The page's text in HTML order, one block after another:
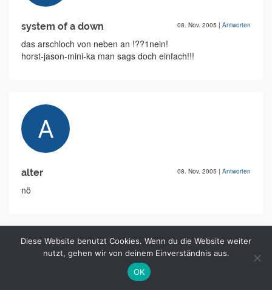
system of a down 08. Nov. 2005 | Antworten
das arschloch von neben an !??1nein!
horst-jason-mini-ka man sags doch einfach!!!
alter 08. Nov. 2005 | Antworten
nö
Diese Website benutzt Cookies. Wenn du die Website weiter
nutzt, gehen wir von deinem Einverständnis aus.
OK